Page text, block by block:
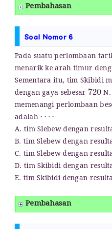
Pembahasan
Soal Nomor 6
Pada suatu perlombaan
menarik ke arah timur
Sementara itu, tim Skibidi
dengan gaya sebesar 720
memenangi perlombaan
adalah⋯⋅
A. tim Slebew dengan
B. tim Slebew dengan
C. tim Slebew dengan
D. tim Skibidi dengan
E. tim Skibidi dengan
Pembahasan